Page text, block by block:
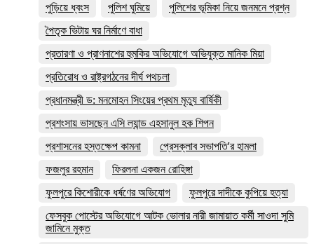
পুড়িয়ে ধ্বংস
পুলিশ ঘুমিয়ে
পুলিশের ভূমিকা নিয়ে জনমনে প্রশ্ন
পৈতৃক ভিটায় ঘর নির্মাণে বাধা
প্রতারণা ও প্রাণনাশের হুমকির অভিযোগে অভিযুক্ত মানিক মিয়া
প্রতিরোধ ও রাষ্ট্রগঠনের দীর্ঘ পথচলা
প্রধানমন্ত্রী ড: মনমোহন সিংয়ের প্রথম মৃত্যু বার্ষিকী
প্রশংসায় ভাসছেন এসি ল্যান্ড এহসানুল হক শিপন
প্রশাসনের হস্তক্ষেপ কামনা
প্রেসক্লাব সভাপতি'র হামলা
ফজলুর রহমান
ফিরলনা একজন রোহিঙ্গা
ফুলপুরে কিশোরীকে ধর্ষণের অভিযোগ
ফুলপুরে দাদীকে কুপিয়ে হত্যা
ফেসবুক পোস্টের অভিযোগে আটক ভোলার নারী জামায়াত কর্মী সাওদা সুমি
জামিনে মুক্ত